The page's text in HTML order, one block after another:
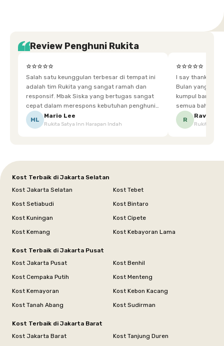
Review Penghuni Rukita
⭐⭐⭐⭐⭐
Salah satu keunggulan terbesar di tempat ini
adalah tim Rukita yang sangat ramah dan
responsif. Mbak Siska yang bertugas sangat
cepat dalam merespons kebutuhan penghuni.
Ketika saya meminta keset karena sempat
terpeleset, permintaan tersebut langsung
ML
Mario Lee
Rukita Satya Inn Harapan Indah
⭐⭐⭐⭐⭐
I say thankyou
Bulan yang super happy! banyak
kumpul bareng
semua bahagia
mgkn saran dari air aja & kebersihan lebih di
R
Ravena
Rukita
Kost Terbaik di Jakarta Selatan
Kost Jakarta Selatan
Kost Tebet
Kost Setiabudi
Kost Bintaro
Kost Kuningan
Kost Cipete
Kost Kemang
Kost Kebayoran Lama
Kost Terbaik di Jakarta Pusat
Kost Jakarta Pusat
Kost Benhil
Kost Cempaka Putih
Kost Menteng
Kost Kemayoran
Kost Kebon Kacang
Kost Tanah Abang
Kost Sudirman
Kost Terbaik di Jakarta Barat
Kost Jakarta Barat
Kost Tanjung Duren